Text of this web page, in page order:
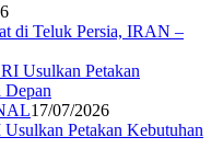
di Teluk Persia, IRAN –
17/07/2026
Petakan Kebutuhan